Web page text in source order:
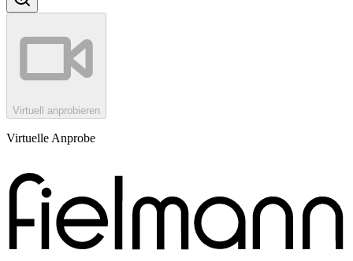
Virtuell anprobieren
Virtuelle Anprobe